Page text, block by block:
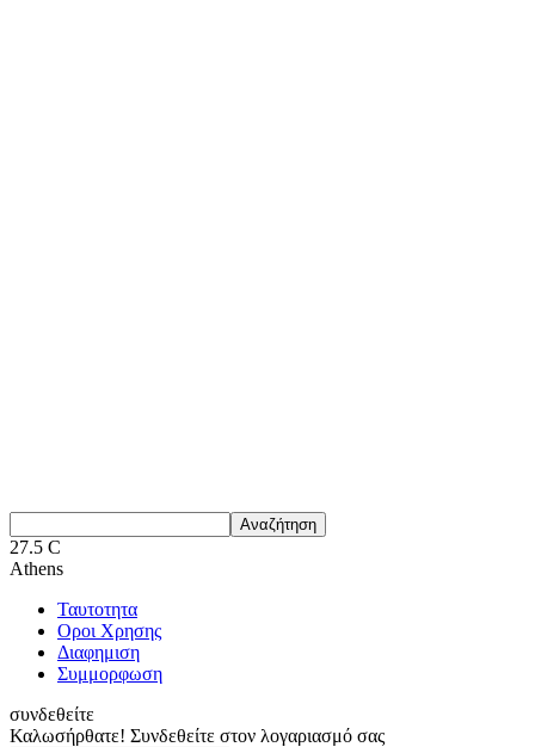
27.5 C
Athens
Ταυτοτητα
Οροι Χρησης
Διαφημιση
Συμμορφωση
συνδεθείτε
Καλωσήρθατε! Συνδεθείτε στον λογαριασμό σας